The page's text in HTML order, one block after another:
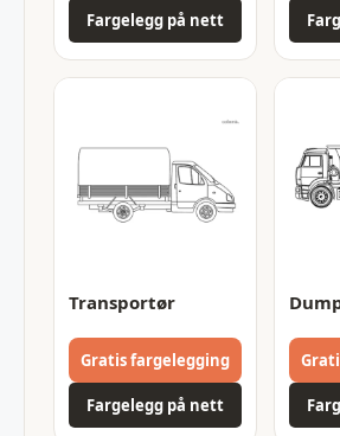
Fargelegg på nett
Transportør
Gratis fargelegging
Fargelegg på nett